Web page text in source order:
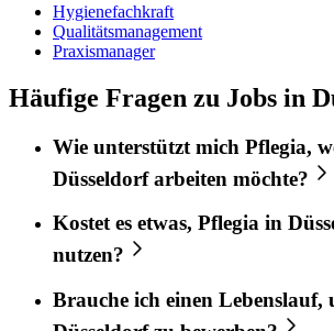
Hygienefachkraft
Qualitätsmanagement
Praxismanager
Häufige Fragen zu Jobs in
Wie unterstützt mich Pflegia,
Düsseldorfarbeiten möchte?
Kostet es etwas, Pflegia in
nutzen?
Brauche ich einen Lebenslauf,